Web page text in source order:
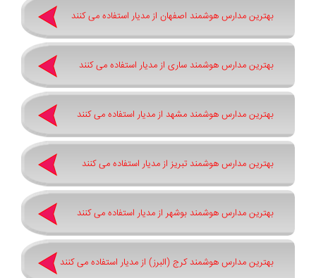
بهترین مدارس هوشمند اصفهان از مدیار استفاده می کنند
بهترین مدارس هوشمند ساری از مدیار استفاده می کنند
بهترین مدارس هوشمند مشهد از مدیار استفاده می کنند
بهترین مدارس هوشمند تبریز از مدیار استفاده می کنند
بهترین مدارس هوشمند بوشهر از مدیار استفاده می کنند
بهترین مدارس هوشمند کرج (البرز) از مدیار استفاده می کنند